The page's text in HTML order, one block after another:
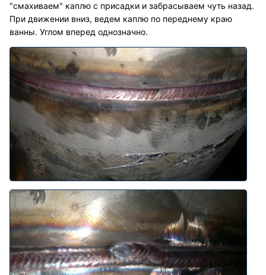
"смахиваем" каплю с присадки и забрасываем чуть назад.
При движении вниз, ведем каплю по переднему краю
ванны. Углом вперед однозначно.